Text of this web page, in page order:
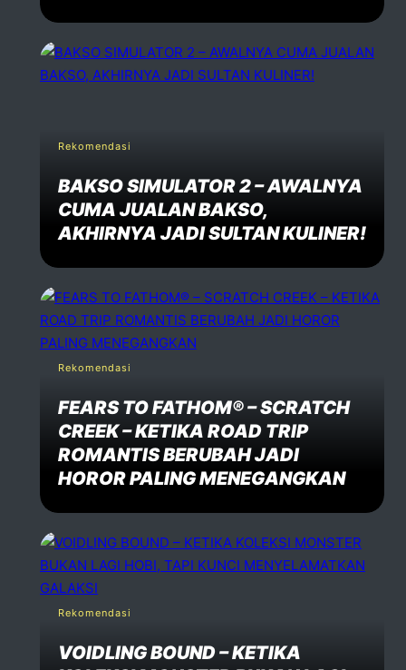
Rekomendasi
BAKSO SIMULATOR 2 – AWALNYA
CUMA JUALAN BAKSO,
AKHIRNYA JADI SULTAN KULINER!
Rekomendasi
FEARS TO FATHOM® – SCRATCH
CREEK – KETIKA ROAD TRIP
ROMANTIS BERUBAH JADI
HOROR PALING MENEGANGKAN
Rekomendasi
VOIDLING BOUND – KETIKA